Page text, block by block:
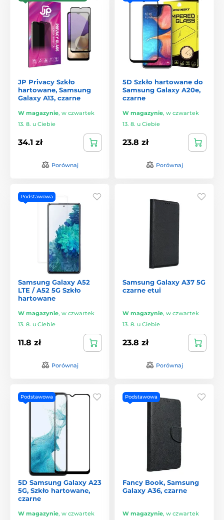
JP Privacy Szkło
hartowane, Samsung
Galaxy A13, czarne
W magazynie, w czwartek
13. 8. u Ciebie
34.1 zł
Porównaj
5D Szkło hartowane do
Samsung Galaxy A20e,
czarne
W magazynie, w czwartek
13. 8. u Ciebie
23.8 zł
Porównaj
Podstawowa
Samsung Galaxy A52
LTE / A52 5G Szkło
hartowane
W magazynie, w czwartek
13. 8. u Ciebie
11.8 zł
Porównaj
Samsung Galaxy A37 5G
czarne etui
W magazynie, w czwartek
13. 8. u Ciebie
23.8 zł
Porównaj
Podstawowa
5D Samsung Galaxy A23
5G, Szkło hartowane,
czarne
W magazynie, w czwartek
Podstawowa
Fancy Book, Samsung
Galaxy A36, czarne
W magazynie, w czwartek